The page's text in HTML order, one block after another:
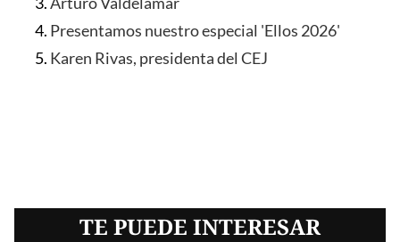
Presentamos nuestro especial 'Ellos 2026'
Karen Rivas, presidenta del CEJ
TE PUEDE INTERESAR